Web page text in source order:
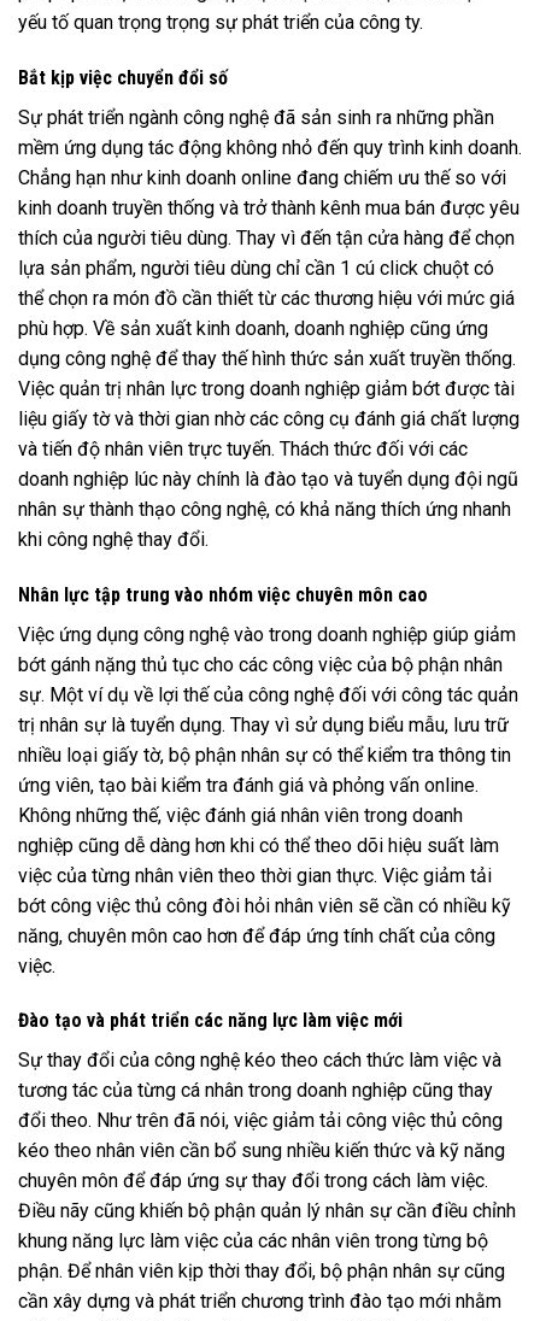
yếu tố quan trọng trọng sự phát triển của công ty.
Bắt kịp việc chuyển đổi số
Sự phát triển ngành công nghệ đã sản sinh ra những phần
mềm ứng dụng tác động không nhỏ đến quy trình kinh doanh.
Chẳng hạn như kinh doanh online đang chiếm ưu thế so với
kinh doanh truyền thống và trở thành kênh mua bán được yêu
thích của người tiêu dùng. Thay vì đến tận cửa hàng để chọn
lựa sản phẩm, người tiêu dùng chỉ cần 1 cú click chuột có
thể chọn ra món đồ cần thiết từ các thương hiệu với mức giá
phù hợp. Về sản xuất kinh doanh, doanh nghiệp cũng ứng
dụng công nghệ để thay thế hình thức sản xuất truyền thống.
Việc quản trị nhân lực trong doanh nghiệp giảm bớt được tài
liệu giấy tờ và thời gian nhờ các công cụ đánh giá chất lượng
và tiến độ nhân viên trực tuyến. Thách thức đối với các
doanh nghiệp lúc này chính là đào tạo và tuyển dụng đội ngũ
nhân sự thành thạo công nghệ, có khả năng thích ứng nhanh
khi công nghệ thay đổi.
Nhân lực tập trung vào nhóm việc chuyên môn cao
Việc ứng dụng công nghệ vào trong doanh nghiệp giúp giảm
bớt gánh nặng thủ tục cho các công việc của bộ phận nhân
sự. Một ví dụ về lợi thế của công nghệ đối với công tác quản
trị nhân sự là tuyển dụng. Thay vì sử dụng biểu mẫu, lưu trữ
nhiều loại giấy tờ, bộ phận nhân sự có thể kiểm tra thông tin
ứng viên, tạo bài kiểm tra đánh giá và phỏng vấn online.
Không những thế, việc đánh giá nhân viên trong doanh
nghiệp cũng dễ dàng hơn khi có thể theo dõi hiệu suất làm
việc của từng nhân viên theo thời gian thực. Việc giảm tải
bớt công việc thủ công đòi hỏi nhân viên sẽ cần có nhiều kỹ
năng, chuyên môn cao hơn để đáp ứng tính chất của công
việc.
Đào tạo và phát triển các năng lực làm việc mới
Sự thay đổi của công nghệ kéo theo cách thức làm việc và
tương tác của từng cá nhân trong doanh nghiệp cũng thay
đổi theo. Như trên đã nói, việc giảm tải công việc thủ công
kéo theo nhân viên cần bổ sung nhiều kiến thức và kỹ năng
chuyên môn để đáp ứng sự thay đổi trong cách làm việc.
Điều nãy cũng khiến bộ phận quản lý nhân sự cần điều chỉnh
khung năng lực làm việc của các nhân viên trong từng bộ
phận. Để nhân viên kịp thời thay đổi, bộ phận nhân sự cũng
cần xây dựng và phát triển chương trình đào tạo mới nhằm